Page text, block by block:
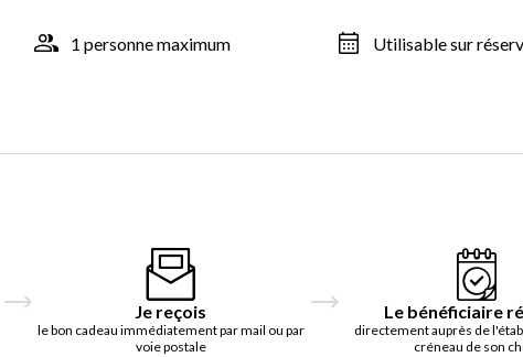
1 personne maximum Utilisable sur
Je reçois
le bon cadeau immédiatement par mail ou par
voie postale
Le bénéficiaire
directement auprès de
créneau de son